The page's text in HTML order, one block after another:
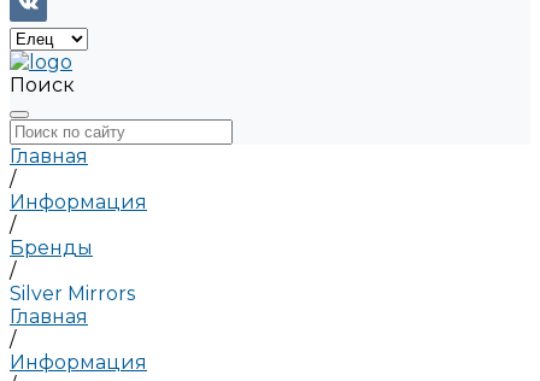
Поиск
Главная
/
Информация
/
Бренды
/
Silver Mirrors
Главная
/
Информация